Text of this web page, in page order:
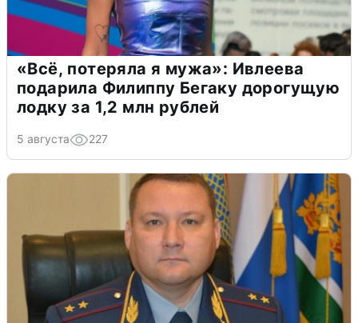
«Всё, потеряла я мужа»: Ивлеева
подарила Филиппу Бегаку дорогущую
лодку за 1,2 млн рублей
5 августа 227